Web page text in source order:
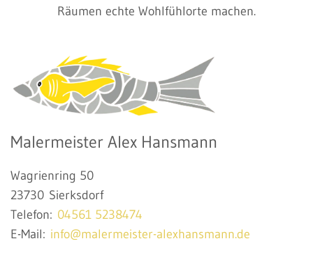
Räumen echte Wohlfühlorte machen.
Malermeister Alex Hansmann
Wagrienring 50
23730 Sierksdorf
Telefon: 04561 5238474
E-Mail: info@malermeister-alexhansmann.de